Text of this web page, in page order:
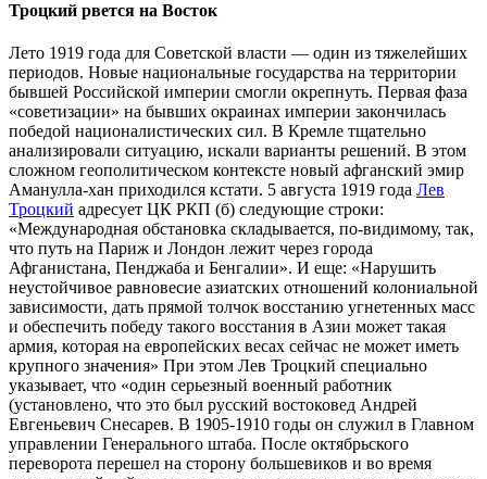
Троцкий рвется на Восток
Лето 1919 года для Советской власти — один из тяжелейших
периодов. Новые национальные государства на территории
бывшей Российской империи смогли окрепнуть. Первая фаза
«советизации» на бывших окраинах империи закончилась
победой националистических сил. В Кремле тщательно
анализировали ситуацию, искали варианты решений. В этом
сложном геополитическом контексте новый афганский эмир
Аманулла-хан приходился кстати. 5 августа 1919 года Лев
Троцкий адресует ЦК РКП (б) следующие строки:
«Международная обстановка складывается, по-видимому, так,
что путь на Париж и Лондон лежит через города
Афганистана, Пенджаба и Бенгалии». И еще: «Нарушить
неустойчивое равновесие азиатских отношений колониальной
зависимости, дать прямой толчок восстанию угнетенных масс
и обеспечить победу такого восстания в Азии может такая
армия, которая на европейских весах сейчас не может иметь
крупного значения» При этом Лев Троцкий специально
указывает, что «один серьезный военный работник
(установлено, что это был русский востоковед Андрей
Евгеньевич Снесарев. В 1905-1910 годы он служил в Главном
управлении Генерального штаба. После октябрьского
переворота перешел на сторону большевиков и во время